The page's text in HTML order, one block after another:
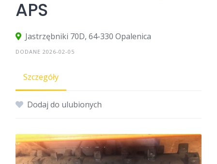
APS
Jastrzębniki 70D, 64-330 Opalenica
DODANE 2026-02-05
Szczegóły
Dodaj do ulubionych